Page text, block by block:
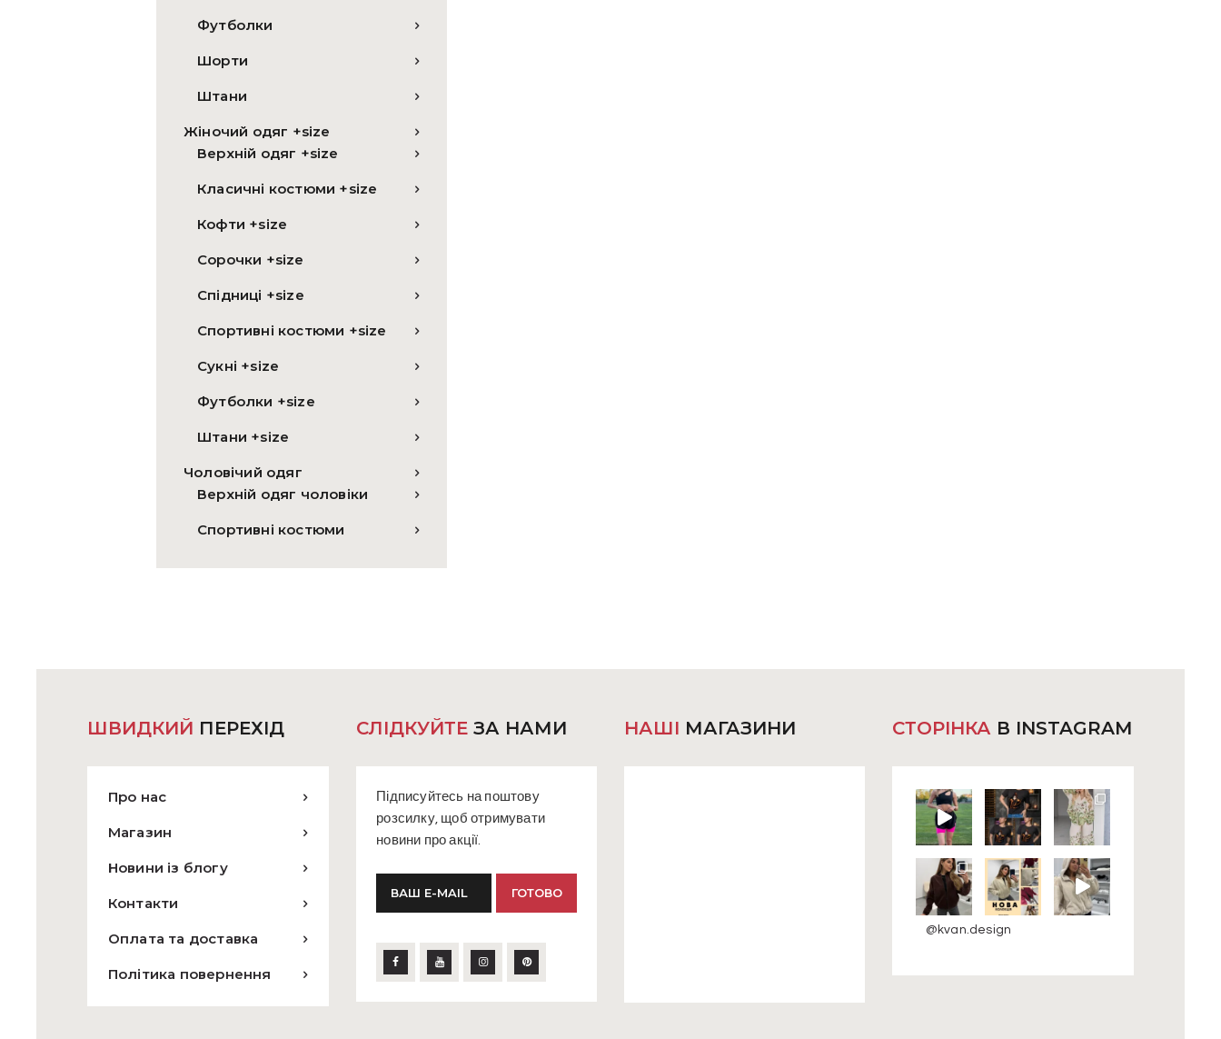
Футболки
Шорти
Штани
Жіночий одяг +size
Верхній одяг +size
Класичні костюми +size
Кофти +size
Сорочки +size
Спідниці +size
Спортивні костюми +size
Сукні +size
Футболки +size
Штани +size
Чоловічий одяг
Верхній одяг чоловіки
Спортивні костюми
ШВИДКИЙ ПЕРЕХІД
Про нас
Магазин
Новини із блогу
Контакти
Оплата та доставка
Політика повернення
СЛІДКУЙТЕЗА НАМИ
Підписуйтесь на поштову
розсилку, щоб отримувати
новини про акції.
НАШІ МАГАЗИНИ СТОРІНКА В INSTAGRAM
@kvan.design